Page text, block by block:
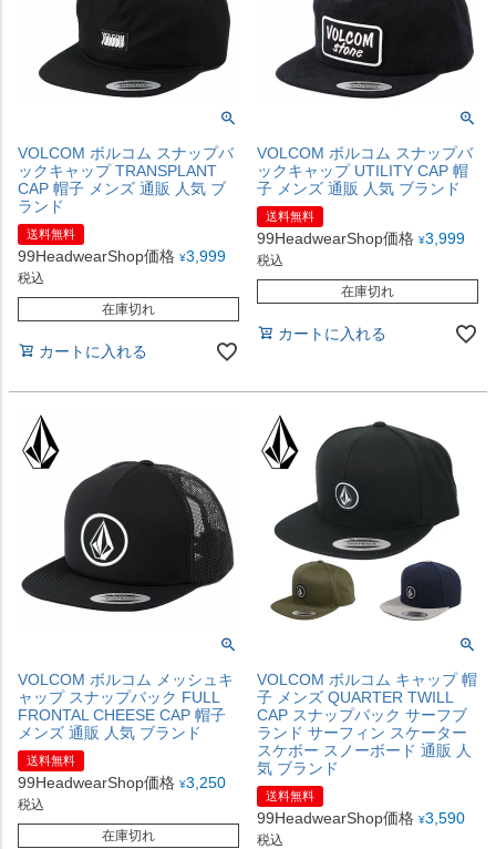
VOLCOM ボルコム スナップバ
ックキャップ TRANSPLANT
CAP 帽子 メンズ 通販 人気 ブ
ランド
送料無料
99HeadwearShop価格 ¥3,999
税込
在庫切れ
カートに入れる
VOLCOM ボルコム スナップバ
ックキャップ UTILITY CAP 帽
子 メンズ 通販 人気 ブランド
送料無料
99HeadwearShop価格 ¥3,999
税込
在庫切れ
カートに入れる
VOLCOM ボルコム メッシュキ
ャップ スナップバック FULL
FRONTAL CHEESE CAP 帽子
メンズ 通販 人気 ブランド
送料無料
99HeadwearShop価格 ¥3,250
税込
在庫切れ
VOLCOM ボルコム キャップ 帽
子 メンズ QUARTER TWILL
CAP スナップバック サーフブ
ランド サーフィン スケーター
スケボー スノーボード 通販 人
気 ブランド
送料無料
99HeadwearShop価格 ¥3,590
税込